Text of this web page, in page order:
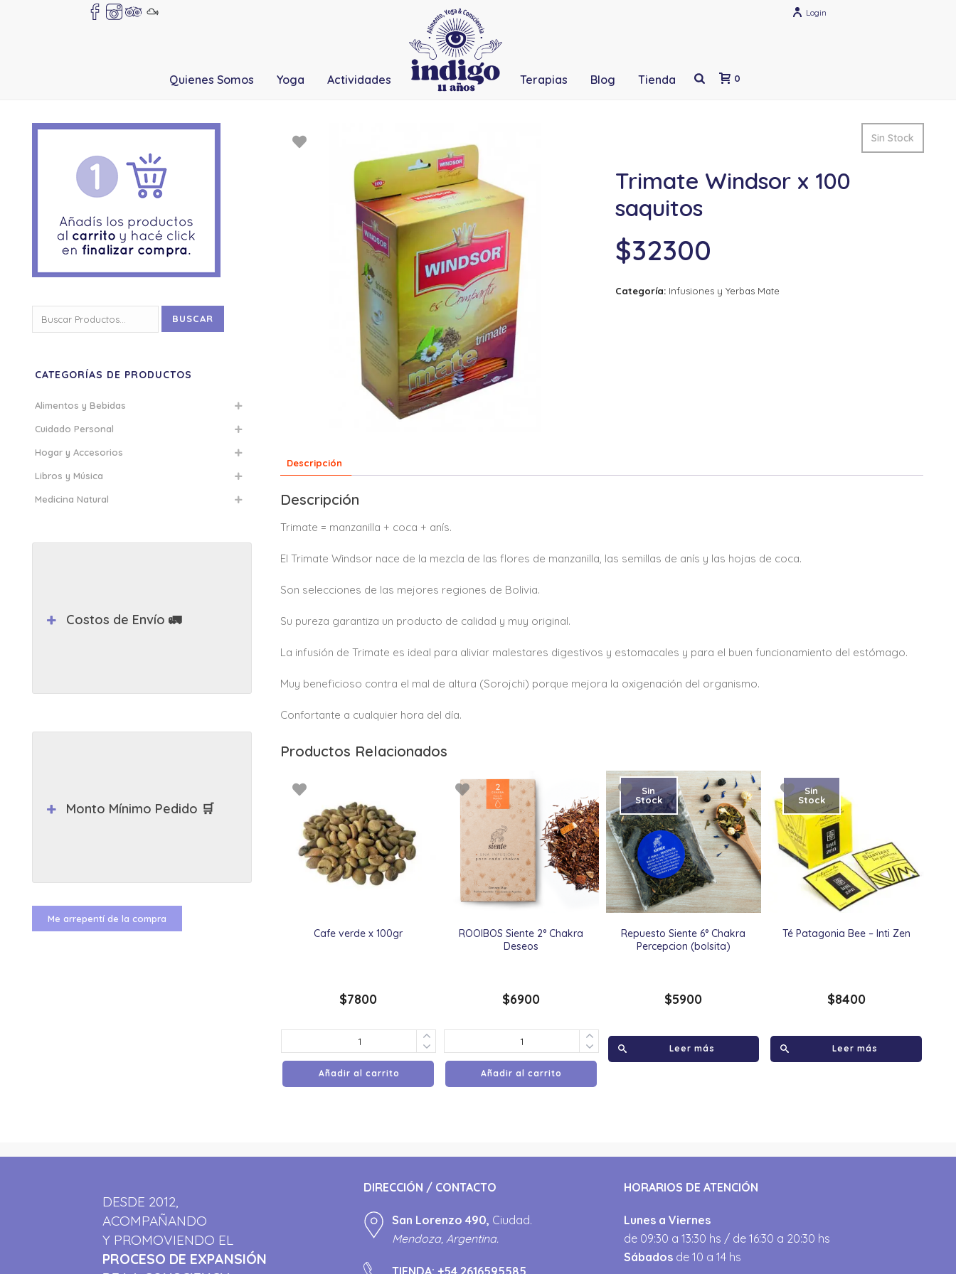
Login
Quienes Somos Yoga Actividades Terapias Blog Tienda 0
Sin Stock
Trimate Windsor x 100
saquitos
$32300
Categoría: Infusiones y Yerbas Mate
Descripción
Descripción
Trimate = manzanilla + coca + anís.
El Trimate Windsor nace de la mezcla de las flores de manzanilla, las semillas de anís y las hojas de coca.
Son selecciones de las mejores regiones de Bolivia.
Su pureza garantiza un producto de calidad y muy original.
La infusión de Trimate es ideal para aliviar malestares digestivos y estomacales y para el buen funcionamiento del estómago.
Muy beneficioso contra el mal de altura (Sorojchi) porque mejora la oxigenación del organismo.
Confortante a cualquier hora del día.
Productos Relacionados
Cafe verde x 100gr
$7800
Añadir al carrito
ROOIBOS Siente 2° Chakra
Deseos
$6900
Añadir al carrito
Repuesto Siente 6° Chakra
Percepcion (bolsita)
Sin
Stock
$5900
Leer más
Té Patagonia Bee – Inti Zen
Sin
Stock
$8400
Leer más
por:
BUSCAR
CATEGORÍAS DE PRODUCTOS
Alimentos y Bebidas
Cuidado Personal
Hogar y Accesorios
Libros y Música
Medicina Natural
Costos de Envío 🚛
Monto Mínimo Pedido 🛒
Me arrepentí de la compra
DESDE 2012,
ACOMPAÑANDO
Y PROMOVIENDO EL
PROCESO DE EXPANSIÓN
DIRECCIÓN / CONTACTO
San Lorenzo 490, Ciudad.
Mendoza, Argentina.
HORARIOS DE ATENCIÓN
Lunes a Viernes
de 09:30 a 13:30 hs / de 16:30 a 20:30 hs
Sábados de 10 a 14 hs